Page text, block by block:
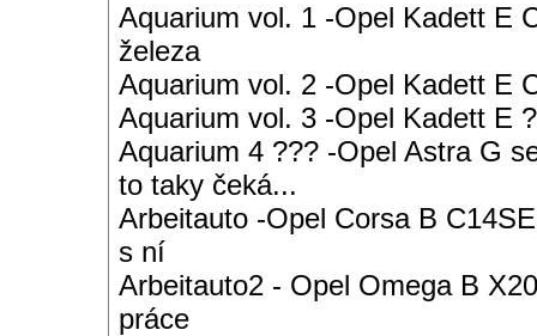
Aquarium vol. 1 -Opel Kadett E
železa
Aquarium vol. 2 -Opel Kadett E
Aquarium vol. 3 -Opel Kadett E
Aquarium 4 ??? -Opel Astra G
to taky čeká...
Arbeitauto -Opel Corsa B
s ní
Arbeitauto2 - Opel Omega B
práce